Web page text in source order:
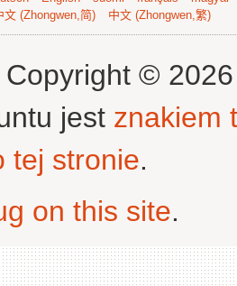
文 (Zhongwen,简) 中文 (Zhongwen,繁)
Copyright ©
jest znakiem
tej stronie.
on this site.